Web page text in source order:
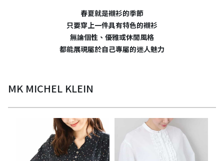
春夏就是襯衫的季節
只要穿上一件具有特色的襯衫
無論個性、優雅或休閒風格
都能展現屬於自己專屬的迷人魅力
MK MICHEL KLEIN